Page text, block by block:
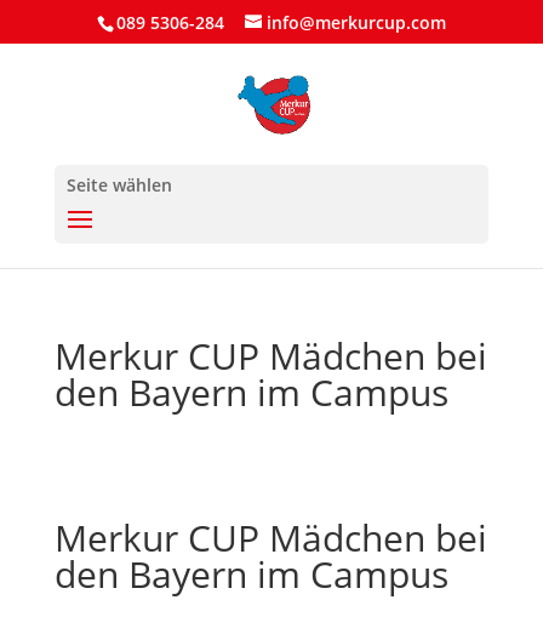
089 5306-284 info@merkurcup.com
Seite wählen
Merkur CUP Mädchen bei
den Bayern im Campus
Merkur CUP Mädchen bei
den Bayern im Campus